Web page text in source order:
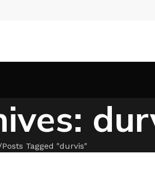
Posts Tagged "durvis"